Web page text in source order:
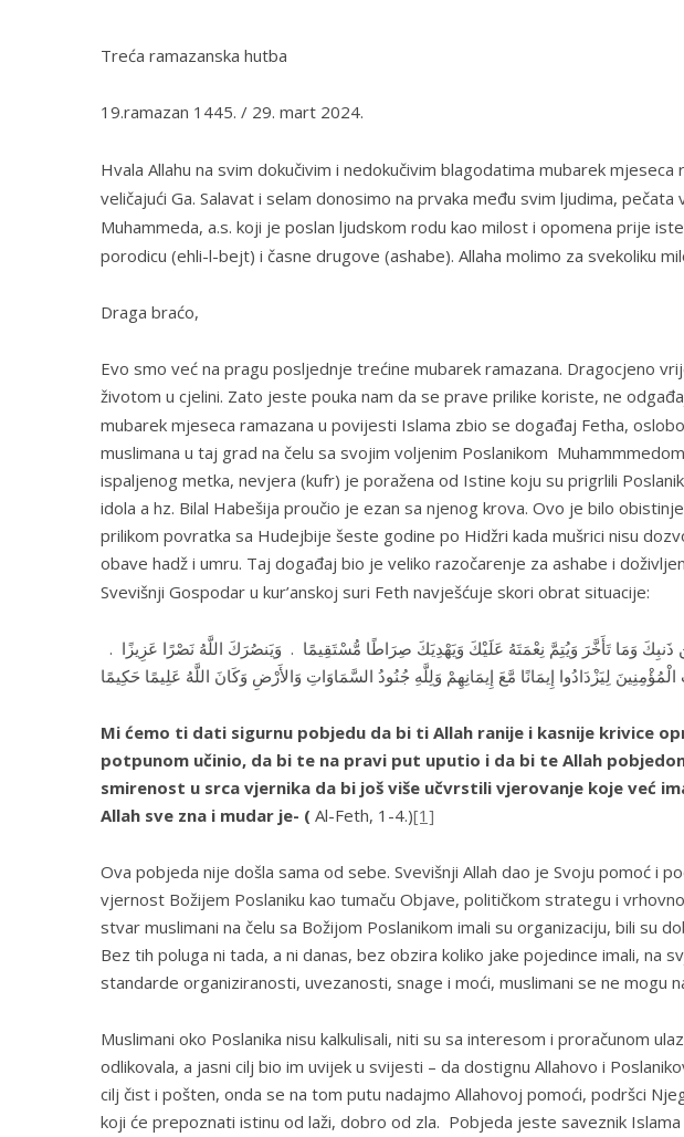
Treća ramazanska hutba
19.ramazan 1445. / 29. mart 2024.
Hvala Allahu na svim dokučivim i nedokučivim blagodatima mubarek
veličajući Ga. Salavat i selam donosimo na prvaka među svim ljudima,
Muhammeda, a.s. koji je poslan ljudskom rodu kao milost i opomena prije
porodicu (ehli-l-bejt) i časne drugove (ashabe). Allaha molimo za svekoliku
Draga braćo,
Evo smo već na pragu posljednje trećine mubarek ramazana. Dragocjeno
životom u cjelini. Zato jeste pouka nam da se prave prilike koriste, ne
mubarek mjeseca ramazana u povijesti Islama zbio se događaj Fetha,
muslimana u taj grad na čelu sa svojim voljenim Poslanikom
ispaljenog metka, nevjera (kufr) je poražena od Istine koju su prigrlili
idola a hz. Bilal Habešija proučio je ezan sa njenog krova. Ovo je bilo
prilikom povratka sa Hudejbije šeste godine po Hidžri kada mušrici nisu
obave hadž i umru. Taj događaj bio je veliko razočarenje za ashabe i
Svevišnji Gospodar u kur’anskoj suri Feth navješćuje skori obrat situacije:
ذَنبِكَ وَمَا تَأَخَّرَ وَيُتِمَّ نِعْمَتَهُ عَلَيْكَ وَيَهْدِيَكَ صِرَاطًا مُّسْتَقِيمًا . وَيَنصُرَكَ اللَّهُ نَصْرًا عَزِيزًا .
لِيَزْدَادُوا إِيمَانًا مَّعَ إِيمَانِهِمْ وَلِلَّهِ جُنُودُ السَّمَاوَاتِ وَالأَرْضِ وَكَانَ اللَّهُ عَلِيمًا حَكِيمًا
Mi ćemo ti dati sigurnu pobjedu da bi ti Allah ranije i kasnije krivice
potpunom učinio, da bi te na pravi put uputio i da bi te Allah
smirenost u srca vjernika da bi još više učvrstili vjerovanje koje već
Allah sve zna i mudar je- ( Al-Feth, 1-4.)[1]
Ova pobjeda nije došla sama od sebe. Svevišnji Allah dao je Svoju pomoć i
vjernost Božijem Poslaniku kao tumaču Objave, političkom strategu i
stvar muslimani na čelu sa Božijom Poslanikom imali su organizaciju, bili su
Bez tih poluga ni tada, a ni danas, bez obzira koliko jake pojedince imali, na
standarde organiziranosti, uvezanosti, snage i moći, muslimani se ne mogu
Muslimani oko Poslanika nisu kalkulisali, niti su sa interesom i proračunom
odlikovala, a jasni cilj bio im uvijek u svijesti – da dostignu Allahovo i
cilj čist i pošten, onda se na tom putu nadajmo Allahovoj pomoći, podršci
koji će prepoznati istinu od laži, dobro od zla. Pobjeda jeste saveznik